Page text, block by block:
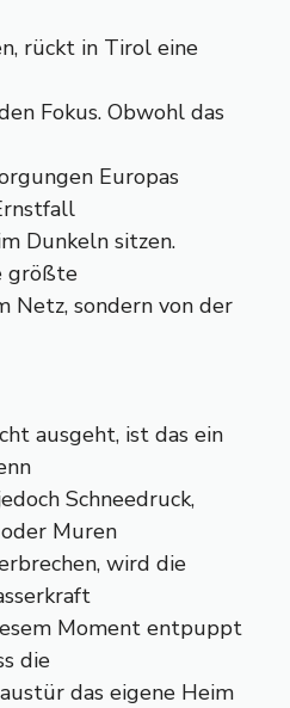
rückt in Tirol eine
Fokus. Obwohl das
Europas
Dunkeln sitzen.
größte
Netz, sondern von der
ausgeht, ist das ein
Schneedruck,
Muren
wird die
Moment entpuppt
die
das eigene Heim